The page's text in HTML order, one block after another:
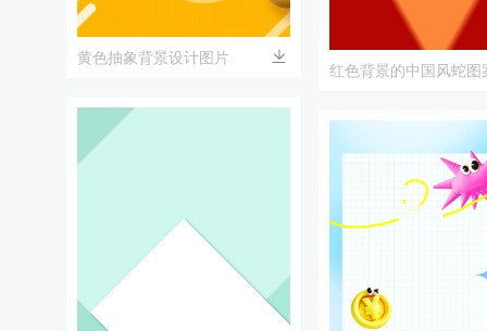
黄色抽象背景设计图片
红色背景的中国风蛇图